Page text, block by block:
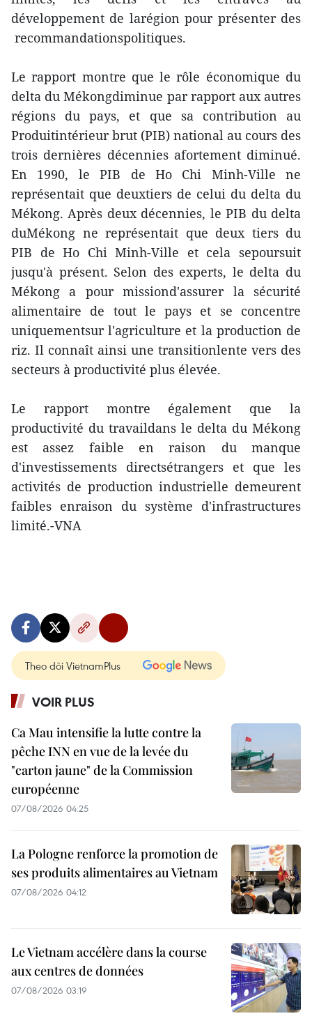
développement de larégion pour présenter des
recommandationspolitiques.
Le rapport montre que le rôle économique du
delta du Mékongdiminue par rapport aux autres
régions du pays, et que sa contribution au
Produitintérieur brut (PIB) national au cours des
trois dernières décennies afortement diminué.
En 1990, le PIB de Ho Chi Minh-Ville ne
représentait que deuxtiers de celui du delta du
Mékong. Après deux décennies, le PIB du delta
duMékong ne représentait que deux tiers du
PIB de Ho Chi Minh-Ville et cela sepoursuit
jusqu'à présent. Selon des experts, le delta du
Mékong a pour missiond'assurer la sécurité
alimentaire de tout le pays et se concentre
uniquementsur l'agriculture et la production de
riz. Il connaît ainsi une transitionlente vers des
secteurs à productivité plus élevée.
Le rapport montre également que la
productivité du travaildans le delta du Mékong
est assez faible en raison du manque
d'investissements directsétrangers et que les
activités de production industrielle demeurent
faibles enraison du système d'infrastructures
limité.-VNA
Theo dõi VietnamPlus
VOIR PLUS
Ca Mau intensifie la lutte contre la
pêche INN en vue de la levée du
"carton jaune" de la Commission
européenne
07/08/2026 04:25
La Pologne renforce la promotion de
ses produits alimentaires au Vietnam
07/08/2026 04:12
Le Vietnam accélère dans la course
aux centres de données
07/08/2026 03:19